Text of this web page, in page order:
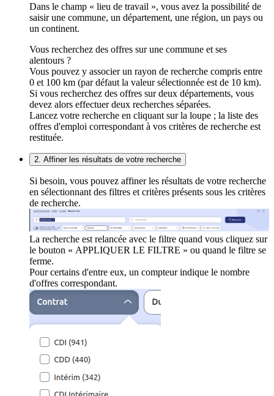
Dans le champ « lieu de travail », vous avez la possibilité de
saisir une commune, un département, une région, un pays ou
un continent.
Vous recherchez des offres sur une commune et ses
alentours ?
Vous pouvez y associer un rayon de recherche compris entre
0 et 100 km (par défaut la valeur sélectionnée est de 10 km).
Si vous recherchez des offres sur deux départements, vous
devez alors effectuer deux recherches séparées.
Lancez votre recherche en cliquant sur la loupe ; la liste des
offres d'emploi correspondant à vos critères de recherche est
restituée.
2. Affiner les résultats de votre recherche
Si besoin, vous pouvez affiner les résultats de votre recherche
en sélectionnant des filtres et critères présents sous les critères
de recherche.
La recherche est relancée avec le filtre quand vous cliquez sur
le bouton « APPLIQUER LE FILTRE » ou quand le filtre se
ferme.
Pour certains d'entre eux, un compteur indique le nombre
d'offres correspondant.